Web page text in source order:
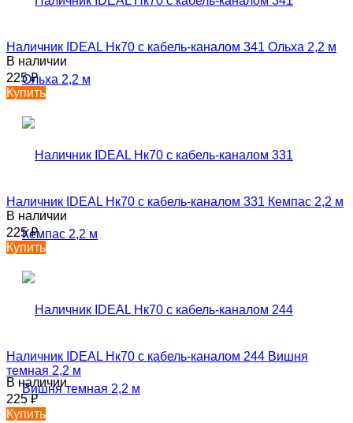
Наличник IDEAL Нк70 с кабель-каналом 341 Ольха 2,2 м
В наличии
225₽
Купить
Наличник IDEAL Нк70 с кабель-каналом 331 Кемпас 2,2 м
В наличии
225₽
Купить
Наличник IDEAL Нк70 с кабель-каналом 244 Вишня
темная 2,2 м
В наличии
225₽
Купить